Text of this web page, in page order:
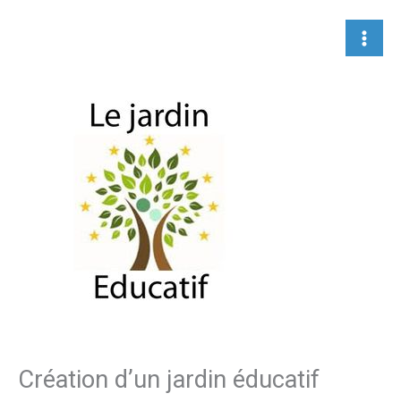
Création d’un jardin éducatif